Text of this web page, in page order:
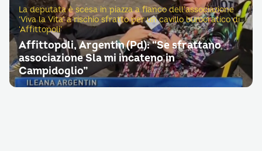
La deputata è scesa in piazza a fianco dell’associazione
‘Viva la Vita’ a rischio sfratto per un cavillo burocratico di
‘Affittopoli’
Affittopoli, Argentin (Pd): “Se sfrattano
associazione Sla mi incateno in
Campidoglio”